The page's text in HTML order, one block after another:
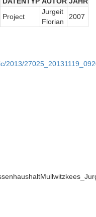
Project
Jurgeit
Florian
2007
2013/